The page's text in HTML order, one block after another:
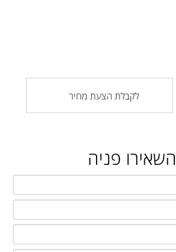
לקבלת הצעת מחיר
השאירו פניה